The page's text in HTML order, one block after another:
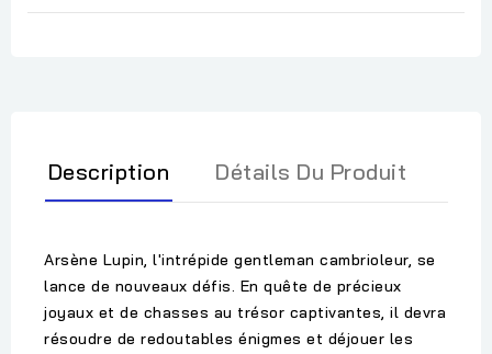
Description Détails Du Produit
Arsène Lupin, l'intrépide gentleman cambrioleur, se
lance de nouveaux défis. En quête de précieux
joyaux et de chasses au trésor captivantes, il devra
résoudre de redoutables énigmes et déjouer les